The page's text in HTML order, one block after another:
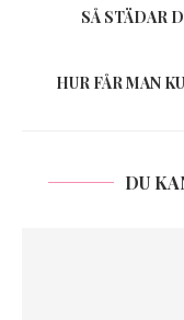
SÅ STÄDAR
HUR FÅR MAN
DU